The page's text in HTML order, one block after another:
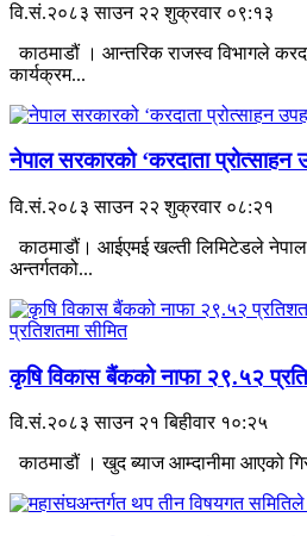
वि.सं.२०८३ साउन २२ शुक्रवार ०९:१३
काठमाडौं । आन्तरिक राजस्व विभागले
कार्यक्रम...
नेपाल सरकारको ‘करदाता प्रोत्साहन
वि.सं.२०८३ साउन २२ शुक्रवार ०८:२१
काठमाडौं। आईएमई खल्ती लिमिटेडले
अन्तर्गतको...
कृषि विकास बैंकको नाफा २९.५२
वि.सं.२०८३ साउन २१ बिहीवार १०:२५
काठमाडौं । खुद ब्याज आम्दानीमा आएको